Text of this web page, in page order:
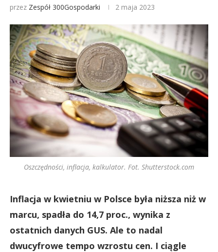
przez Zespół 300Gospodarki 2 maja 2023
Oszczędności, inflacja, kalkulator. Fot. Shutterstock.com
Inflacja w kwietniu w Polsce była niższa niż w
marcu, spadła do 14,7 proc., wynika z
ostatnich danych GUS. Ale to nadal
dwucyfrowe tempo wzrostu cen. I ciągle